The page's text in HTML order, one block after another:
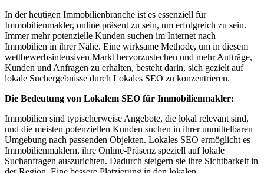
In der heutigen Immobilienbranche ist es essenziell für
Immobilienmakler, online präsent zu sein, um erfolgreich zu sein.
Immer mehr potenzielle Kunden suchen im Internet nach
Immobilien in ihrer Nähe. Eine wirksame Methode, um in diesem
wettbewerbsintensiven Markt hervorzustechen und mehr Aufträge,
Kunden und Anfragen zu erhalten, besteht darin, sich gezielt auf
lokale Suchergebnisse durch Lokales SEO zu konzentrieren.
Die Bedeutung von Lokalem SEO für Immobilienmakler:
Immobilien sind typischerweise Angebote, die lokal relevant sind,
und die meisten potenziellen Kunden suchen in ihrer unmittelbaren
Umgebung nach passenden Objekten. Lokales SEO ermöglicht es
Immobilienmaklern, ihre Online-Präsenz speziell auf lokale
Suchanfragen auszurichten. Dadurch steigern sie ihre Sichtbarkeit in